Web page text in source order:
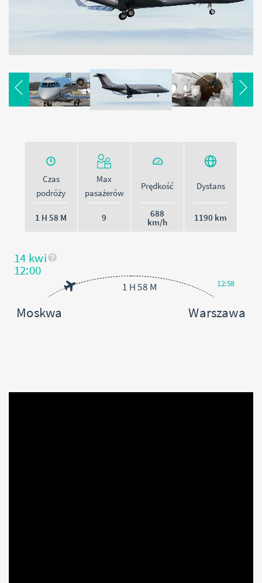
politykę prywatności
logowania ZAŁÓŻ KONTO
Czas
podróży
1 H 58 M
Max
pasażerów
9
Prędkość
688
km/h
Dystans
1190 km
1 H 58 M
14 kwi
12:00
Moskwa
12:58
Warszawa